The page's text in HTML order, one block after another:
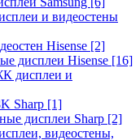
и видеостены
Hisense [2]
дисплеи Hisense [16]
дисплеи и
Sharp [1]
дисплеи Sharp [2]
видеостены,